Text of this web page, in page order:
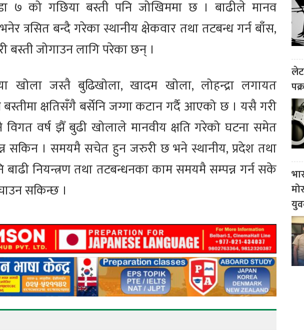
७ को गछिया बस्ती पनि जोखिममा छ । बाढीले मानव
त्रसित बन्दै गरेका स्थानीय क्षेकवार तथा तटबन्ध गर्न बाँस,
बस्ती जोगाउन लागि परेका छन् ।
खोला जस्तै बुढिखोला, खादम खोला, लोहन्द्रा लगायत
क्षतिसँगै बर्सेनि जग्गा कटान गर्दै आएको छ । यसै गरी
विगत वर्ष झैँ बुढी खोलाले मानवीय क्षति गरेको घटना समेत
सकिन । समयमै सचेत हुन जरुरी छ भने स्थानीय, प्रदेश तथा
नियन्त्रण तथा तटबन्धनका काम समयमै सम्पन्न गर्न सके
सकिन्छ ।